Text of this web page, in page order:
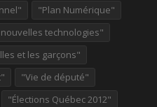
"Plan Numérique"
technologies"
et les garçons"
"Vie de député"
"Élections Québec 2012"